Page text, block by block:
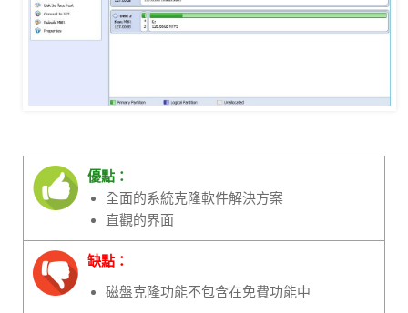
優點：
全面的系統克隆軟件解決方案
直觀的界面
缺點：
磁盤克隆功能不包含在免費功能中